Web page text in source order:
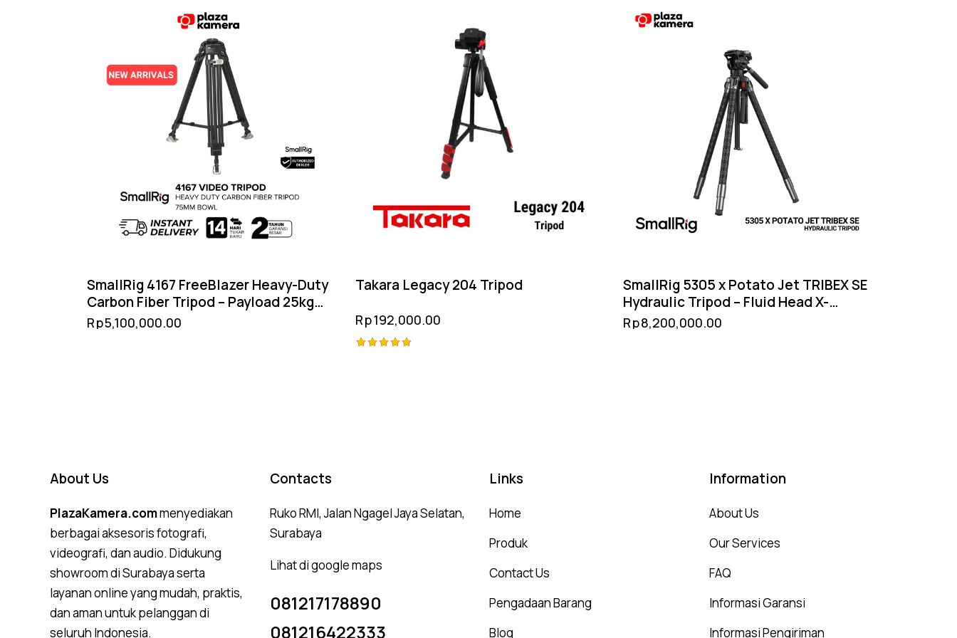
SmallRig 4167 FreeBlazer Heavy-Duty
Carbon Fiber Tripod – Payload 25kg
Bowl 75mm Manfrotto 501PL
Rp5,100,000.00
Takara Legacy 204 Tripod
Rp192,000.00
SmallRig 5305 x Potato Jet TRIBEX SE
Hydraulic Tripod – Fluid Head X-
Clutch Manfrotto QR Plate
Rp8,200,000.00
About Us
PlazaKamera.commenyediakan
berbagai aksesoris fotografi,
videografi, dan audio. Didukung
showroom di Surabaya serta
layanan online yang mudah, praktis,
dan aman untuk pelanggan di
seluruh Indonesia.
Contacts
Ruko RMI, Jalan Ngagel Jaya Selatan,
Surabaya
Lihat di google maps
081217178890
081216422333
Links
Home
Produk
Contact Us
Pengadaan Barang
Blog
Information
About Us
Our Services
FAQ
Informasi Garansi
Informasi Pengiriman